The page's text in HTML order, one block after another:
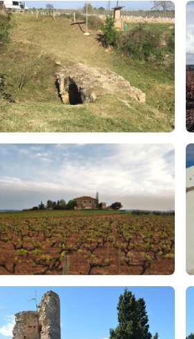
11 quilòmetres
3 hores
acumulat: 250 metres positius
dificultat tècnica mitjana
aquesta ruta ens permetrà
en un entorn tranquil i esplèndid
l'emblemàtic del Camí Ral,
endavant entrarem al Fondo de Can Pau
direcció sud per la Plana de
plana i el litoral penedesenc. Ja de
punt on hem iniciat la ruta.
4. SERRA DELS LLOBETS
7 quilòmetres, 2 hores i 160
dificultat tècnica mitjana.